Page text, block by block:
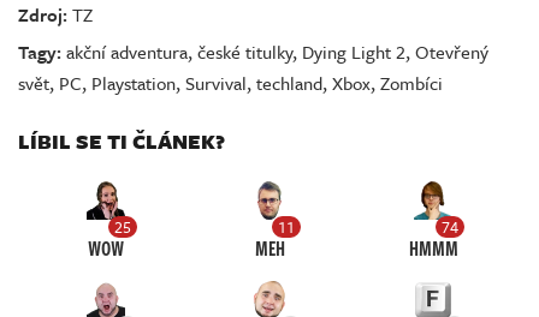
Zdroj:TZ
Tagy:akční adventura,české titulky, Dying Light 2,Otevřený
svět, PC, Playstation,Survival,techland,Xbox,Zombíci
LÍBIL SE TI ČLÁNEK?
25
WOW
11
MEH
74
HMMM